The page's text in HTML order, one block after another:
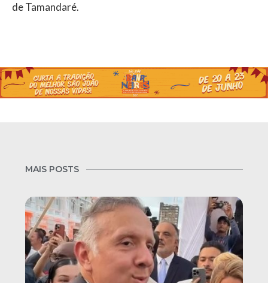
de Tamandaré.
MAIS POSTS